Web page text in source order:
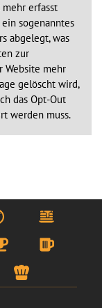
erfasst
sogenanntes
abgelegt, was
zur
Website mehr
gelöscht wird,
das Opt-Out
werden muss.